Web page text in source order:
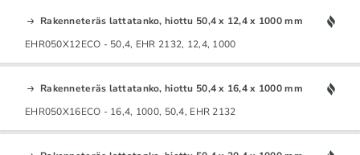
Rakenneteräs lattatanko, hiottu 50,4 x 12,4 x 1000 mm
EHR050X12ECO - 50,4, EHR 2132, 12,4, 1000
Rakenneteräs lattatanko, hiottu 50,4 x 16,4 x 1000 mm
EHR050X16ECO - 16,4, 1000, 50,4, EHR 2132